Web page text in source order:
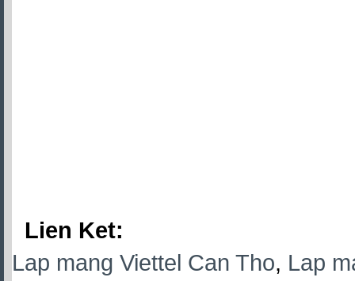
Lien Ket:
Lap mang Viettel Can Tho, Lap